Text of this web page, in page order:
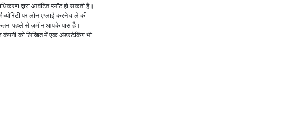
द्वारा आवंटित प्लॉट हो सकती है।
पर लोन एप्लाई करने वाले की
पहले से ज़मीन आपके पास है।
कंपनी को लिखित में एक अंडरटेकिंग भी